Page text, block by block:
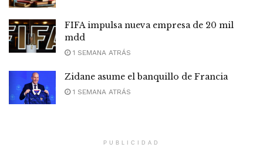
FIFA impulsa nueva empresa de 20 mil
mdd
1 SEMANA ATRÁS
Zidane asume el banquillo de Francia
1 SEMANA ATRÁS
PUBLICIDAD